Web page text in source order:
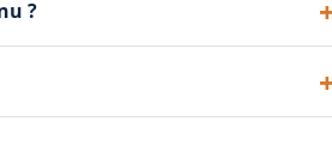
Nous adaptons notre
?